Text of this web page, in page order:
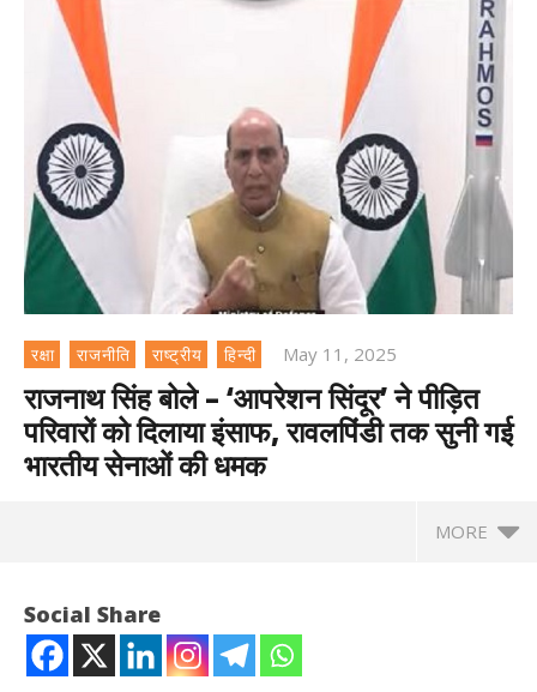
रक्षा राजनीति राष्ट्रीय हिन्दी May 11, 2025
राजनाथ सिंह बोले – ‘आपरेशन सिंदूर’ ने पीड़ित
परिवारों को दिलाया इंसाफ, रावलपिंडी तक सुनी गई
भारतीय सेनाओं की धमक
MORE
Social Share